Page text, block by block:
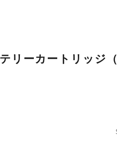
リーカートリッジ（